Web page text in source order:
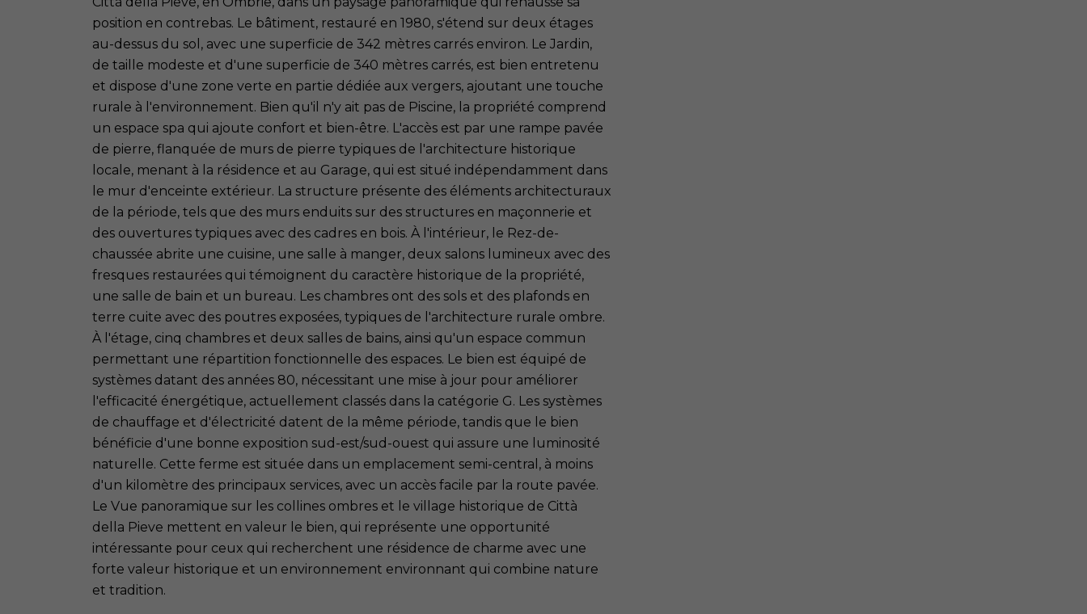
position en contrebas. Le bâtiment, restauré en 1980, s'étend sur deux étages
au-dessus du sol, avec une superficie de 342 mètres carrés environ. Le Jardin,
de taille modeste et d'une superficie de 340 mètres carrés, est bien entretenu
et dispose d'une zone verte en partie dédiée aux vergers, ajoutant une touche
rurale à l'environnement. Bien qu'il n'y ait pas de Piscine, la propriété comprend
un espace spa qui ajoute confort et bien-être. L'accès est par une rampe pavée
de pierre, flanquée de murs de pierre typiques de l'architecture historique
locale, menant à la résidence et au Garage, qui est situé indépendamment dans
le mur d'enceinte extérieur. La structure présente des éléments architecturaux
de la période, tels que des murs enduits sur des structures en maçonnerie et
des ouvertures typiques avec des cadres en bois. À l'intérieur, le Rez-de-
chaussée abrite une cuisine, une salle à manger, deux salons lumineux avec des
fresques restaurées qui témoignent du caractère historique de la propriété,
une salle de bain et un bureau. Les chambres ont des sols et des plafonds en
terre cuite avec des poutres exposées, typiques de l'architecture rurale ombre.
À l'étage, cinq chambres et deux salles de bains, ainsi qu'un espace commun
permettant une répartition fonctionnelle des espaces. Le bien est équipé de
systèmes datant des années 80, nécessitant une mise à jour pour améliorer
l'efficacité énergétique, actuellement classés dans la catégorie G. Les systèmes
de chauffage et d'électricité datent de la même période, tandis que le bien
bénéficie d'une bonne exposition sud-est/sud-ouest qui assure une luminosité
naturelle. Cette ferme est située dans un emplacement semi-central, à moins
d'un kilomètre des principaux services, avec un accès facile par la route pavée.
Le Vue panoramique sur les collines ombres et le village historique de Città
della Pieve mettent en valeur le bien, qui représente une opportunité
intéressante pour ceux qui recherchent une résidence de charme avec une
forte valeur historique et un environnement environnant qui combine nature
et tradition.